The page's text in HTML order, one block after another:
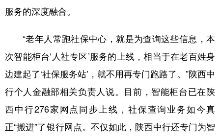
服务的深度融合。
“老年人常跑社保中心，就是为查询这些信息，本
次智能柜台‘人社专区’服务的上线，相当于在老百姓身
边建起了‘社保服务站’，就不用再专门跑路了。”陕西中
行个人金融部相关负责人说。目前，智能柜台已在陕
西中行276家网点同步上线，社保查询业务如今真
正“搬进”了银行网点。不仅如此，陕西中行还专门为智